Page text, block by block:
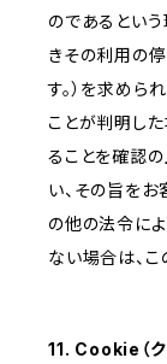
のであるとい
きその利用の
す。）を求めら
ことが判明し
ることを確認
い、その旨を
の他の法令に
ない場合は、こ
11. Cookie（